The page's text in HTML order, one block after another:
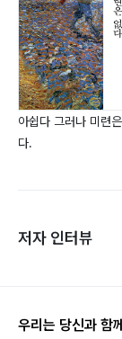
아쉽다 그러나 미련
다.
저자 인터뷰
우리는 당신과 함께